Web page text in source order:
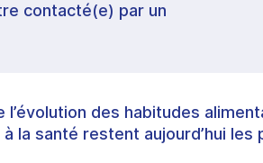
contacté(e) par un
l’évolution des habitudes
la santé restent aujourd’hui les